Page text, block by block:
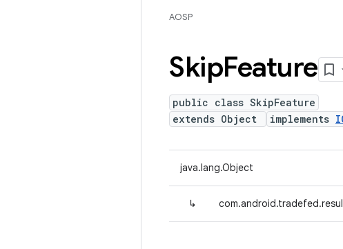
AOSP
SkipFeature
public class SkipFeature
extends Object
implements
java.lang.Object
↳